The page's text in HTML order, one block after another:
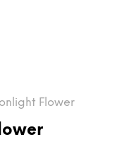
Flower